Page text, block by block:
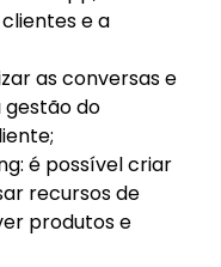
e a
as conversas e
do
é possível criar
recursos de
produtos e